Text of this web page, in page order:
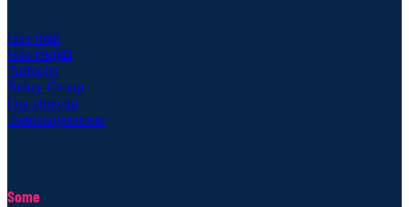
Hae töitä
Hae tekijää
Tarinoita
Rekry Group
Ota yhteyttä
Tietosuojaseloste
Some